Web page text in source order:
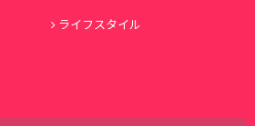
ライフスタイル